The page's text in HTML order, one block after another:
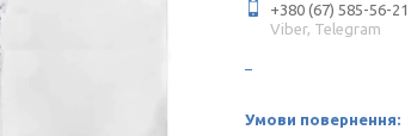
+380 (67) 585-56-21
Viber, Telegram